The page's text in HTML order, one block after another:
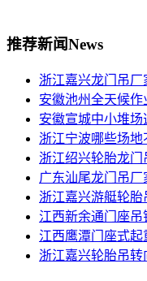
推荐新闻News
浙江嘉兴龙门吊
安徽池州全天候作
安徽宣城中小堆
浙江宁波哪些场
浙江绍兴轮胎龙
广东汕尾龙门吊
浙江嘉兴游艇轮
江西新余通门座吊
江西鹰潭门座式
浙江嘉兴轮胎吊